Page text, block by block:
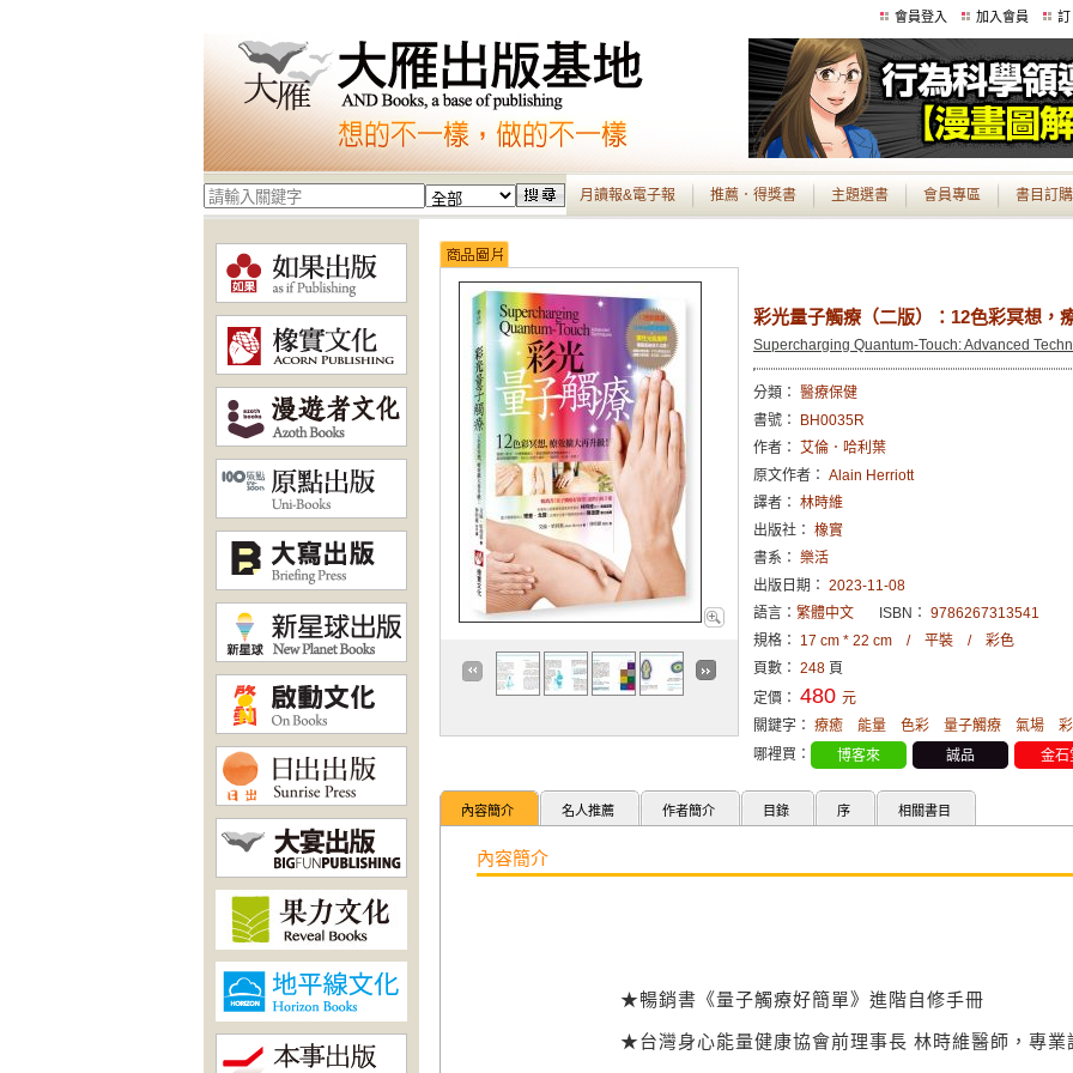
會員登入 加入會員 訂
月讀報&電子報 推薦．得獎書 主題選書 會員專區 書目訂
彩光量子觸療（二版）：12色彩冥想，
Supercharging Quantum-Touch: Advanced
分類： 醫療保健
書號：
BH0035R
作者： 艾倫．哈利葉
原文作者： Alain Herriott
譯者： 林時維
出版社： 橡實
書系： 樂活
出版日期： 2023-11-08
語言： 繁體中文 ISBN： 9786267313541
規格： 17 cm * 22 cm / 平裝 / 彩色
頁數： 248 頁
定價： 480 元
關鍵字： 療癒 能量 色彩 量子觸療 氣場
哪裡買：
博客來 誠品 金石
內容簡介 名人推薦 作者簡介 目錄 序 相關書目
內容簡介
★暢銷書《量子觸療好簡單》進階自修手冊
★台灣身心能量健康協會前理事長 林時維醫師，專業